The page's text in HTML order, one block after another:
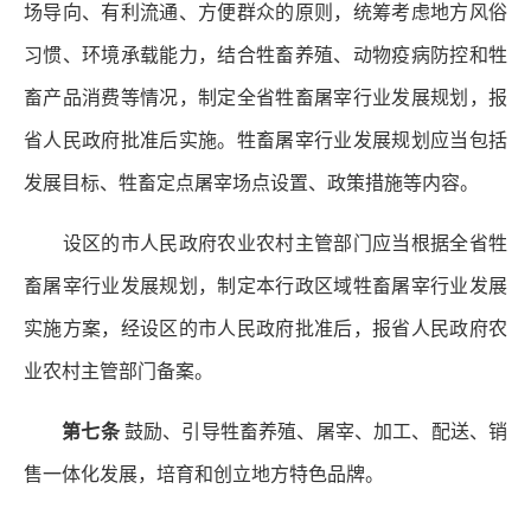
场导向、有利流通、方便群众的原则，统筹考虑地方风俗
习惯、环境承载能力，结合牲畜养殖、动物疫病防控和牲
畜产品消费等情况，制定全省牲畜屠宰行业发展规划，报
省人民政府批准后实施。牲畜屠宰行业发展规划应当包括
发展目标、牲畜定点屠宰场点设置、政策措施等内容。
设区的市人民政府农业农村主管部门应当根据全省牲
畜屠宰行业发展规划，制定本行政区域牲畜屠宰行业发展
实施方案，经设区的市人民政府批准后，报省人民政府农
业农村主管部门备案。
第七条鼓励、引导牲畜养殖、屠宰、加工、配送、销
售一体化发展，培育和创立地方特色品牌。